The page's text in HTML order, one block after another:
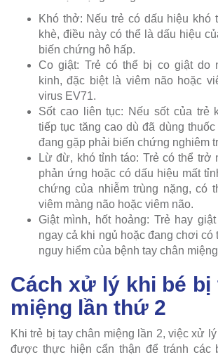
Khó thở: Nếu trẻ có dấu hiệu khó
khè, điều này có thể là dấu hiệu
biến chứng hô hấp.
Co giật: Trẻ có thể bị co giật do
kinh, đặc biệt là viêm não hoặc
virus EV71.
Sốt cao liên tục: Nếu sốt của trẻ
tiếp tục tăng cao dù đã dùng
đang gặp phải biến chứng nghiêm
Lừ đừ, khó tỉnh táo: Trẻ có thể trở
phản ứng hoặc có dấu hiệu mất
chứng của nhiễm trùng nặng, có
viêm màng não hoặc viêm não.
Giật mình, hốt hoảng: Trẻ hay
ngay cả khi ngủ hoặc đang chơi có
nguy hiểm của bệnh tay chân
Cách xử lý khi bé bị
miệng lần thứ 2
Khi trẻ bị tay chân miệng lần 2, việc xử
được thực hiện cẩn thận để tránh các